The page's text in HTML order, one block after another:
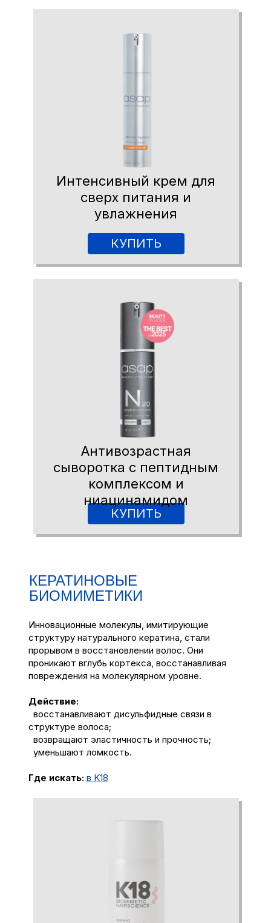
КУПИТЬ
Антивозрастная
сыворотка с пептидным
комплексом и
ниацинамидом
КУПИТЬ
Интенсивный крем для
сверх питания и
увлажнения
Инновационные молекулы, имитирующие
структуру натурального кератина, стали
прорывом в восстановлении волос. Они
проникают вглубь кортекса, восстанавливая
повреждения на молекулярном уровне.
Действие:
восстанавливают дисульфидные связи в
структуре волоса;
возвращают эластичность и прочность;
уменьшают ломкость.
Где искать: в K18
КЕРАТИНОВЫЕ
БИОМИМЕТИКИ